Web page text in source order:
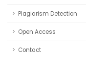
Plagiarism Detection
Open Access
Contact